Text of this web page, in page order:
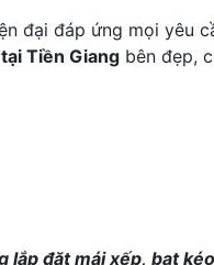
đại đáp ứng mọi yêu
Tiền Giang bên đẹp,
lắp đặt mái xếp, bạt